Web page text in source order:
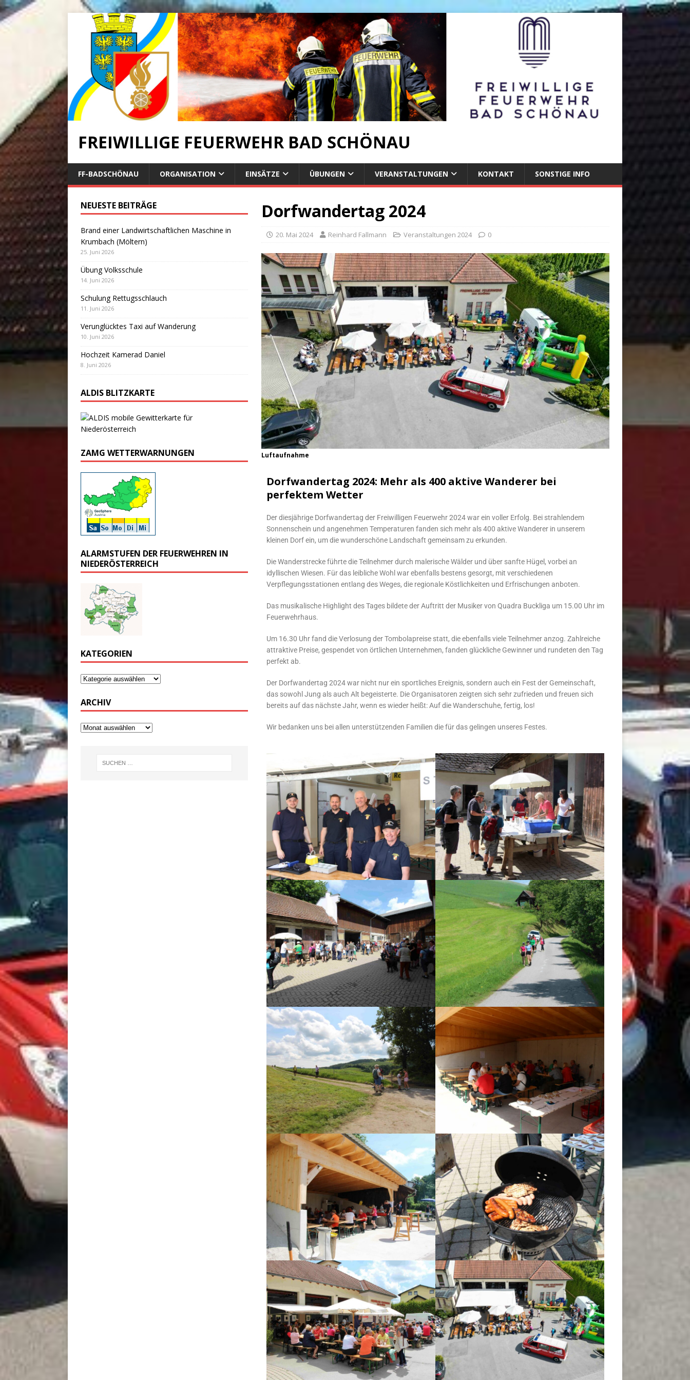
FREIWILLIGE FEUERWEHR BAD SCHÖNAU
FF-BADSCHÖNAU ORGANISATION EINSÄTZE ÜBUNGEN VERANSTALTUNGEN KONTAKT SONSTIGE INFO
Dorfwandertag 2024
20. Mai 2024 Reinhard Fallmann Veranstaltungen 2024 0
Luftaufnahme
Dorfwandertag 2024: Mehr als 400 aktive Wanderer bei
perfektem Wetter
Der diesjährige Dorfwandertag der Freiwilligen Feuerwehr 2024 war ein voller Erfolg. Bei strahlendem
Sonnenschein und angenehmen Temperaturen fanden sich mehr als 400 aktive Wanderer in unserem
kleinen Dorf ein, um die wunderschöne Landschaft gemeinsam zu erkunden.
Die Wanderstrecke führte die Teilnehmer durch malerische Wälder und über sanfte Hügel, vorbei an
idyllischen Wiesen. Für das leibliche Wohl war ebenfalls bestens gesorgt, mit verschiedenen
Verpflegungsstationen entlang des Weges, die regionale Köstlichkeiten und Erfrischungen anboten.
Das musikalische Highlight des Tages bildete der Auftritt der Musiker von Quadra Buckliga um 15.00 Uhr im
Feuerwehrhaus.
Um 16.30 Uhr fand die Verlosung der Tombolapreise statt, die ebenfalls viele Teilnehmer anzog. Zahlreiche
attraktive Preise, gespendet von örtlichen Unternehmen, fanden glückliche Gewinner und rundeten den Tag
perfekt ab.
Der Dorfwandertag 2024 war nicht nur ein sportliches Ereignis, sondern auch ein Fest der Gemeinschaft,
das sowohl Jung als auch Alt begeisterte. Die Organisatoren zeigten sich sehr zufrieden und freuen sich
bereits auf das nächste Jahr, wenn es wieder heißt: Auf die Wanderschuhe, fertig, los!
Wir bedanken uns bei allen unterstützenden Familien die für das gelingen unseres Festes.
NEUESTE BEITRÄGE
Brand einer Landwirtschaftlichen Maschine in
Krumbach (Möltern)
25. Juni 2026
Übung Volksschule
14. Juni 2026
Schulung Rettugsschlauch
11. Juni 2026
Verunglücktes Taxi auf Wanderung
10. Juni 2026
Hochzeit Kamerad Daniel
8. Juni 2026
ALDIS BLITZKARTE
ZAMG WETTERWARNUNGEN
ALARMSTUFEN DER FEUERWEHREN IN
NIEDERÖSTERREICH
KATEGORIEN
ARCHIV